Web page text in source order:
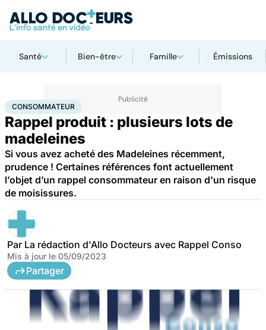
Santé Bien-être Famille Émissions
AccueilSantéConsommateur
CONSOMMATEUR
Rappel produit : plusieurs lots de
madeleines
Si vous avez acheté des Madeleines récemment,
prudence ! Certaines références font actuellement
l’objet d’un rappel consommateur en raison d'un risque
de moisissures.
Par La rédaction d'Allo Docteurs avec Rappel Conso
Mis à jour le 05/09/2023
Partager